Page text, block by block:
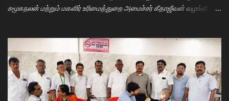
சமூகநலன் மற்றும் மகளிர் உரிமைத்துறை அமைச்சர் கீதாஜீவன் வழங்கி
கல்வியில் சிறந்து விளங்க வேண்டும் என்பதற்காக முதலமைச்சர்
மு.க.ஸ்டாலின் அதிக முயற்சி எடுத்து கல்வியும். மருத்துவமும் எனது இரு
கண்கள் என முதலமைச்சர் கூறி வருகிறார். எத்தனையோ
மாணவியர்களுக்கு கிடைக்காத வாய்ப்பு உங்களுக்கு கிடைத்திருக்கிறது.
முன்பு 8 ம் வகுப்பு அல்லது 10 ம் வகுப்பிலேயே மாணவியர்களின்